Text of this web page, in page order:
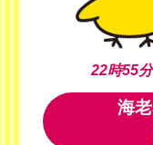
22時55
海